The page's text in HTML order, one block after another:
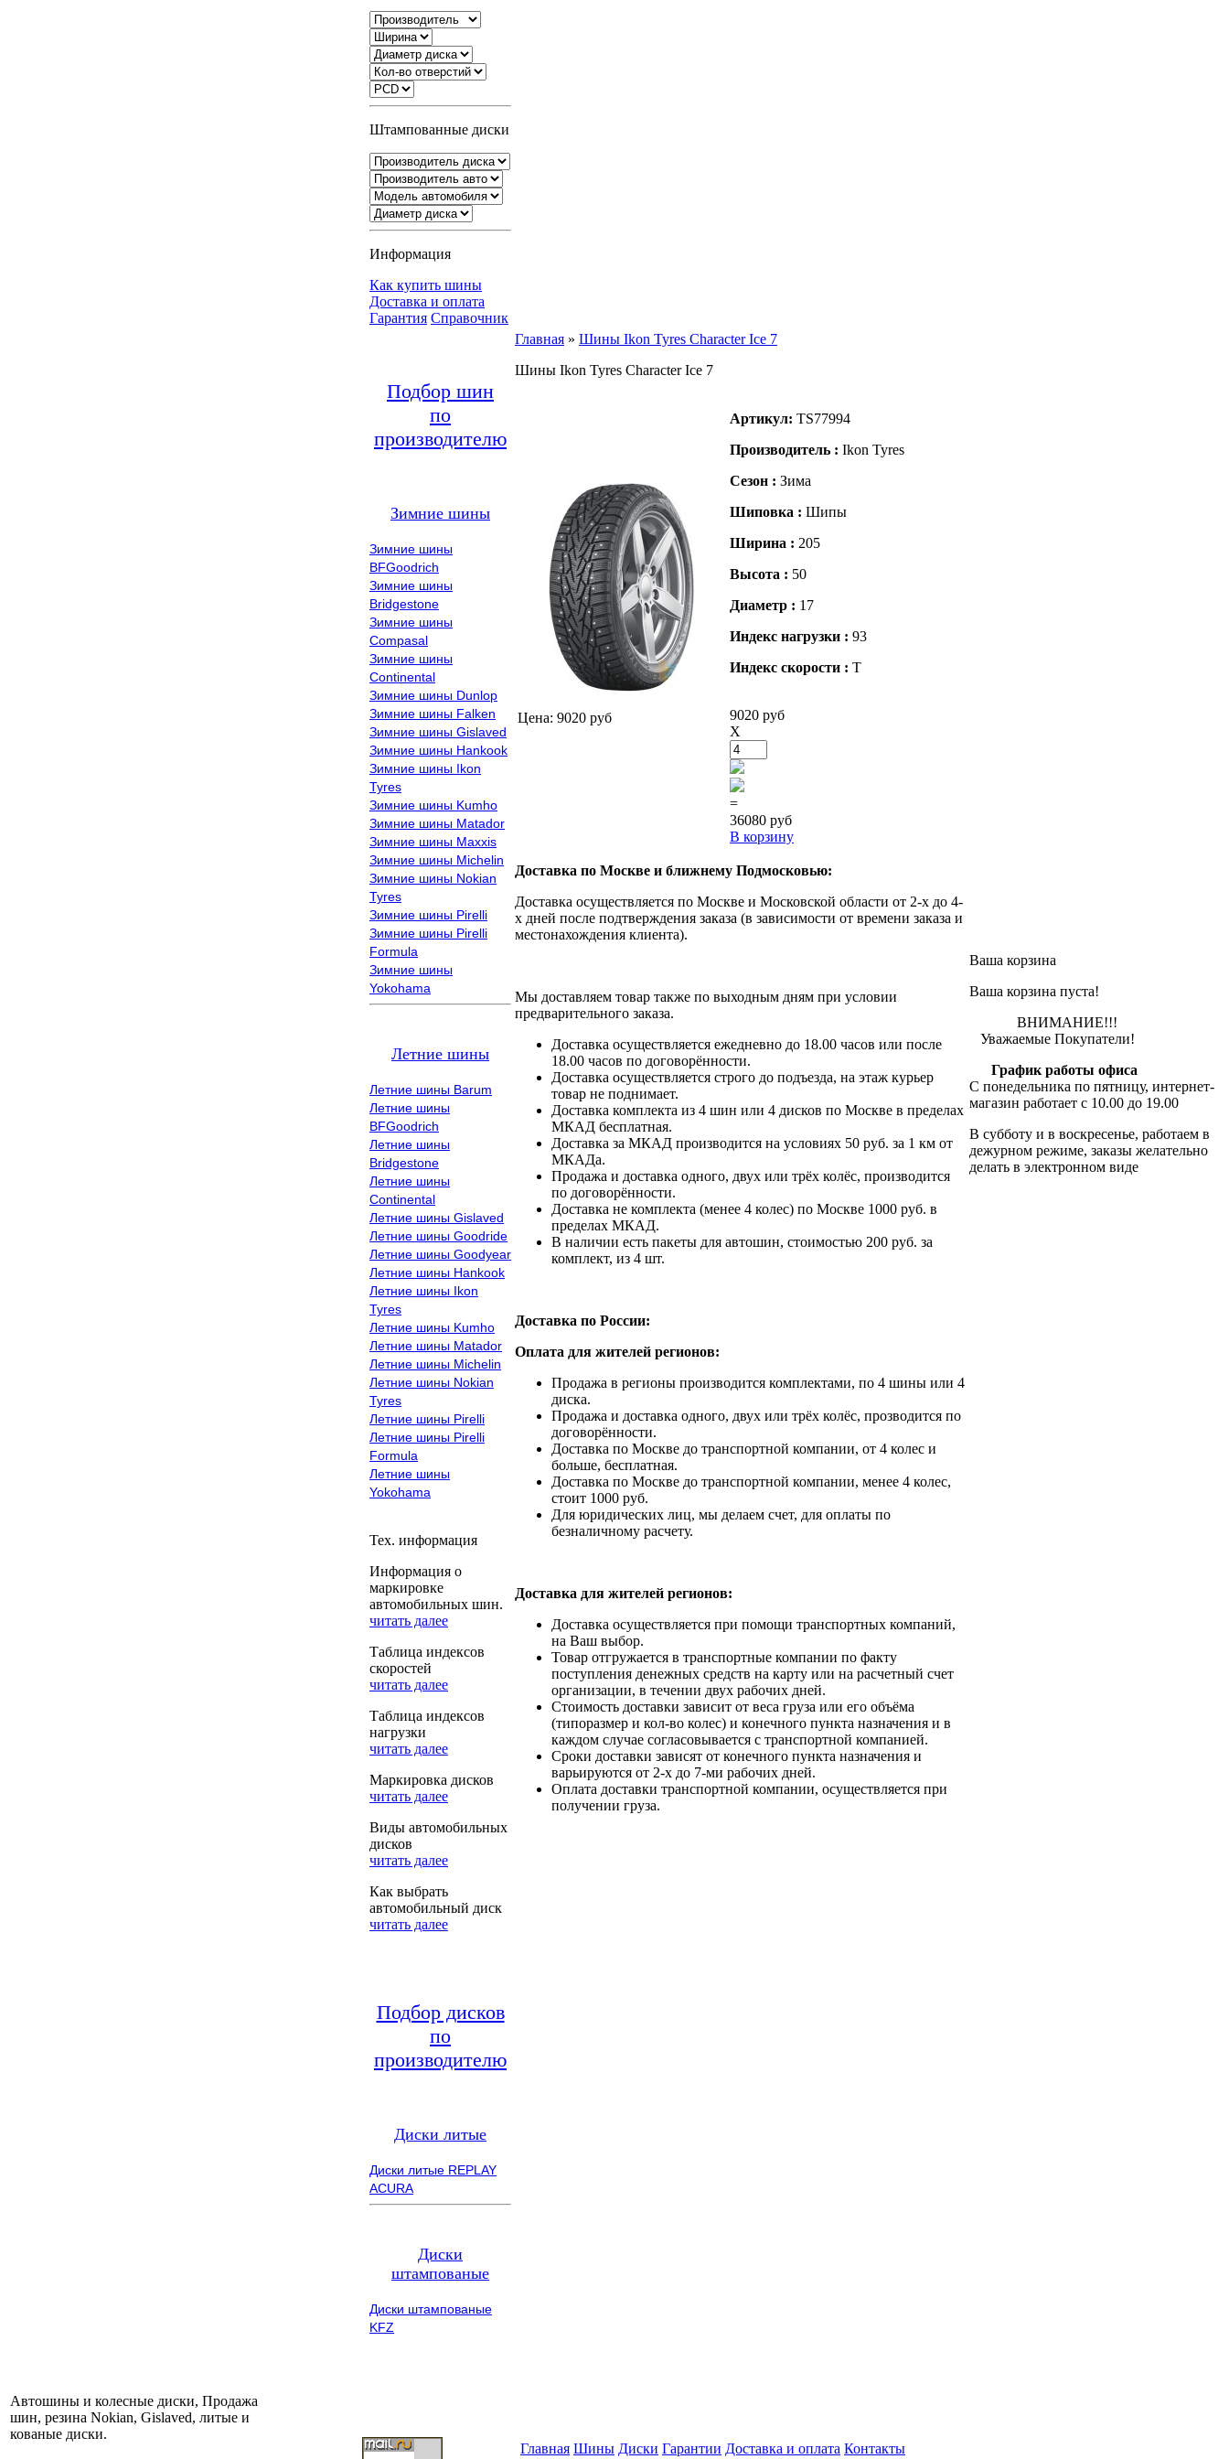
Штампованные диски
Информация
Как купить шины
Доставка и оплата
Гарантия Справочник
Подбор шин
по
производителю
Зимние шины
Зимние шины
BFGoodrich
Зимние шины
Bridgestone
Зимние шины
Compasal
Зимние шины
Continental
Зимние шины Dunlop
Зимние шины Falken
Зимние шины Gislaved
Зимние шины Hankook
Зимние шины Ikon
Tyres
Зимние шины Kumho
Зимние шины Matador
Зимние шины Maxxis
Зимние шины Michelin
Зимние шины Nokian
Tyres
Зимние шины Pirelli
Зимние шины Pirelli
Formula
Зимние шины
Yokohama
Летние шины
Летние шины Barum
Летние шины
BFGoodrich
Летние шины
Bridgestone
Летние шины
Continental
Летние шины Gislaved
Летние шины Goodride
Летние шины Goodyear
Летние шины Hankook
Летние шины Ikon
Tyres
Летние шины Kumho
Летние шины Matador
Летние шины Michelin
Летние шины Nokian
Tyres
Летние шины Pirelli
Летние шины Pirelli
Formula
Летние шины
Yokohama
Тех. информация
Информация о
маркировке
автомобильных шин.
читать далее
Таблица индексов
скоростей
читать далее
Таблица индексов
нагрузки
читать далее
Маркировка дисков
читать далее
Виды автомобильных
дисков
читать далее
Как выбрать
автомобильный диск
читать далее
Подбор дисков
по
производителю
Диски литые
Диски литые REPLAY
ACURA
Диски
штампованые
Диски штампованые
KFZ
Главная » Шины Ikon Tyres Character Ice 7
Шины Ikon Tyres Character Ice 7
Цена: 9020 руб
Артикул: TS77994
Производитель : Ikon Tyres
Сезон : Зима
Шиповка : Шипы
Ширина : 205
Высота : 50
Диаметр : 17
Индекс нагрузки : 93
Индекс скорости : T
9020 руб
X
=
36080 руб
В корзину
Доставка по Москве и ближнему Подмосковью:
Доставка осуществляется по Москве и Московской области от 2-х до 4-
х дней после подтверждения заказа (в зависимости от времени заказа и
местонахождения клиента).
Мы доставляем товар также по выходным дням при условии
предварительного заказа.
Доставка осуществляется ежедневно до 18.00 часов или после
18.00 часов по договорённости.
Доставка осуществляется строго до подъезда, на этаж курьер
товар не поднимает.
Доставка комплекта из 4 шин или 4 дисков по Москве в пределах
МКАД бесплатная.
Доставка за МКАД производится на условиях 50 руб. за 1 км от
МКАДа.
Продажа и доставка одного, двух или трёх колёс, производится
по договорённости.
Доставка не комплекта (менее 4 колес) по Москве 1000 руб. в
пределах МКАД.
В наличии есть пакеты для автошин, стоимостью 200 руб. за
комплект, из 4 шт.
Доставка по России:
Оплата для жителей регионов:
Продажа в регионы производится комплектами, по 4 шины или 4
диска.
Продажа и доставка одного, двух или трёх колёс, прозводится по
договорённости.
Доставка по Москве до транспортной компании, от 4 колес и
больше, бесплатная.
Доставка по Москве до транспортной компании, менее 4 колес,
стоит 1000 руб.
Для юридических лиц, мы делаем счет, для оплаты по
безналичному расчету.
Доставка для жителей регионов:
Доставка осуществляется при помощи транспортных компаний,
на Ваш выбор.
Товар отгружается в транспортные компании по факту
поступления денежных средств на карту или на расчетный счет
организации, в течении двух рабочих дней.
Стоимость доставки зависит от веса груза или его объёма
(типоразмер и кол-во колес) и конечного пункта назначения и в
каждом случае согласовывается с транспортной компанией.
Сроки доставки зависят от конечного пункта назначения и
варьируются от 2-х до 7-ми рабочих дней.
Оплата доставки транспортной компании, осуществляется при
получении груза.
Ваша корзина
Ваша корзина пуста!
ВНИМАНИЕ!!!
Уважаемые Покупатели!
График работы офиса
С понедельника по пятницу, интернет-
магазин работает с 10.00 до 19.00
В субботу и в воскресенье, работаем в
дежурном режиме, заказы желательно
делать в электронном виде
Автошины и колесные диски, Продажа
шин, резина Nokian, Gislaved, литые и
кованые диски.
Главная Шины Диски Гарантии Доставка и оплата Контакты